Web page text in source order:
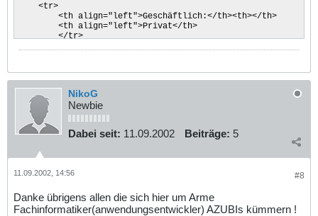
<tr>
<th align="left">Geschäftlich:</th><th></th>
<th align="left">Privat</th>
</tr>
TH="80"></td>
<tr>
<td>Straße:</td><td><INPUT TYPE="text" VALUE="
<? $strasse_ges?
>" NAME="straße_geschäftlich" SIZE="17" MAXLENGTH="80">
</td>
<? $strasse_privat?
</tr>
<td>Haus-Nr.:</td><td><INPUT TYPE="text" VALUE="
<? $hausnummer_ges?
NikoG
Newbie
Dabei seit: 11.09.2002 Beiträge: 5
#8
11.09.2002, 14:56
Danke übrigens allen die sich hier um Arme
Fachinformatiker(anwendungsentwickler) AZUBIs kümmern !